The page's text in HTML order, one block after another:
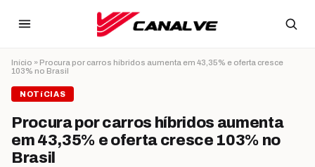
Início » Procura por carros híbridos aumenta em 43,35% e oferta cresce
103% no Brasil
NOTíCIAS
Procura por carros híbridos aumenta
em 43,35% e oferta cresce 103% no
Brasil